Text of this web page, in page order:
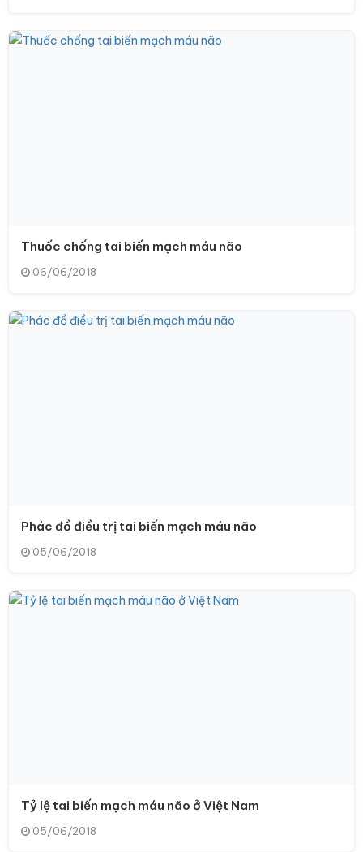
Thuốc chống tai biến mạch máu não
06/06/2018
Phác đồ điều trị tai biến mạch máu não
05/06/2018
Tỷ lệ tai biến mạch máu não ở Việt Nam
05/06/2018